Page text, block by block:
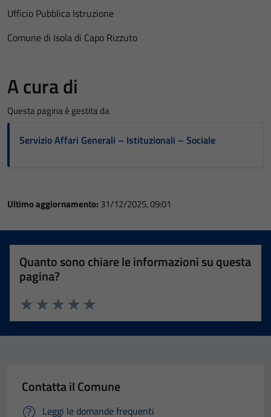
Ufficio Pubblica Istruzione
Comune di Isola di Capo Rizzuto
A cura di
Questa pagina è gestita da
Servizio Affari Generali – Istituzionali – Sociale
Ultimo aggiornamento: 31/12/2025, 09:01
Quanto sono chiare le informazioni su questa
pagina?
Valuta 5 stelle su 5
Valuta 4 stelle su 5
Valuta 3 stelle su 5
Valuta 2 stelle su 5
Valuta 1 stelle su 5
Contatta il Comune
Leggi le domande frequenti